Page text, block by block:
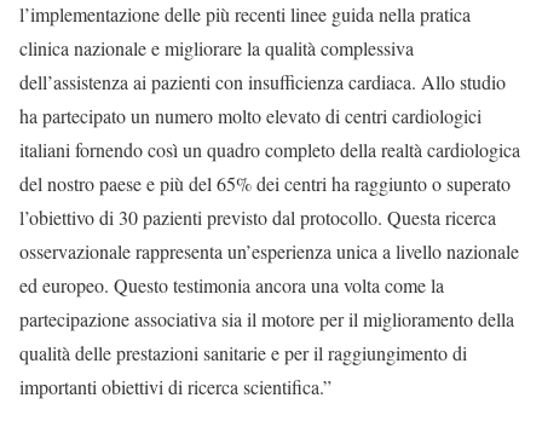
l’implementazione delle più recenti linee guida nella pratica
clinica nazionale e migliorare la qualità complessiva
dell’assistenza ai pazienti con insufficienza cardiaca. Allo studio
ha partecipato un numero molto elevato di centri cardiologici
italiani fornendo così un quadro completo della realtà cardiologica
del nostro paese e più del 65% dei centri ha raggiunto o superato
l’obiettivo di 30 pazienti previsto dal protocollo. Questa ricerca
osservazionale rappresenta un’esperienza unica a livello nazionale
ed europeo. Questo testimonia ancora una volta come la
partecipazione associativa sia il motore per il miglioramento della
qualità delle prestazioni sanitarie e per il raggiungimento di
importanti obiettivi di ricerca scientifica.”